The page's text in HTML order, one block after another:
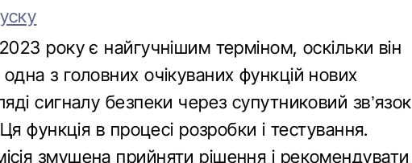
року є найгучнішим терміном, оскільки він
з головних очікуваних функцій нових
сигналу безпеки через супутниковий зв’язок
функція в процесі розробки і тестування.
змушена прийняти рішення і рекомендувати